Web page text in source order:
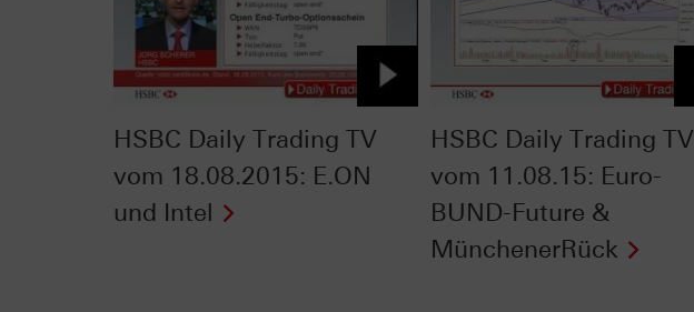
HSBC Daily Trading TV
vom 18.08.2015: E.ON
und Intel
HSBC Daily Trading TV
vom 11.08.15: Euro-
BUND-Future &
MünchenerRück